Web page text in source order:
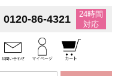
0120-86-4321
24時間
対応